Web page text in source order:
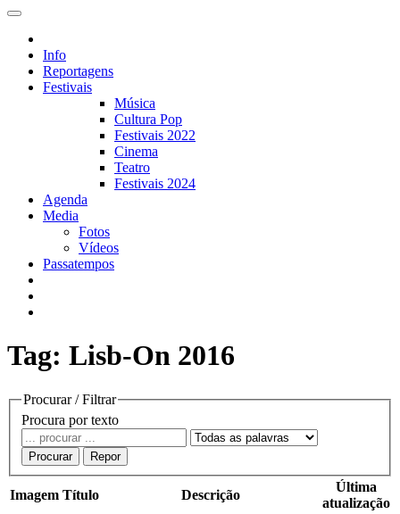
Info
Reportagens
Festivais
Música
Cultura Pop
Festivais 2022
Cinema
Teatro
Festivais 2024
Agenda
Media
Fotos
Vídeos
Passatempos
Tag: Lisb-On 2016
Procurar / Filtrar
Procura por texto
Procurar Repor
Imagem Título Descrição
Última
atualização